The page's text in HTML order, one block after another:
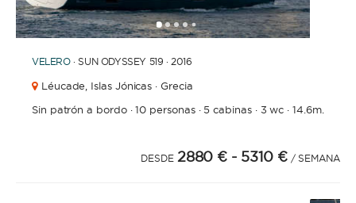
12345 6789101112131415
VELERO · SUN ODYSSEY 519 · 2016
Léucade, Islas Jónicas · Grecia
Sin patrón a bordo·10 personas· 5 cabinas· 3 wc ·14.6m.
DESDE 2880 € - 5310 € / SEMANA